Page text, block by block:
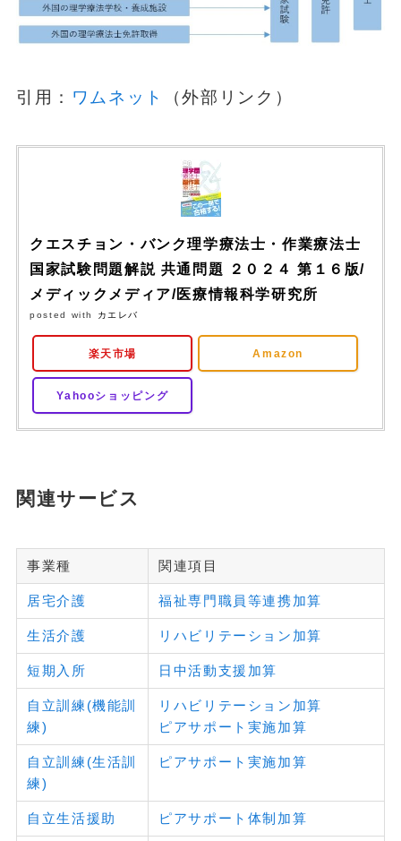
引用： ワムネット （外部リンク）
クエスチョン・バンク理学療法士・作業療法士
国家試験問題解説 共通問題 ２０２４ 第１６版/
メディックメディア/医療情報科学研究所
posted with カエレバ
楽天市場 Amazon
Yahooショッピング
関連サービス
事業種 関連項目
居宅介護 福祉専門職員等連携加算
生活介護 リハビリテーション加算
短期入所 日中活動支援加算
自立訓練(機能訓
練)
リハビリテーション加算
ピアサポート実施加算
自立訓練(生活訓
練)
ピアサポート実施加算
自立生活援助 ピアサポート体制加算